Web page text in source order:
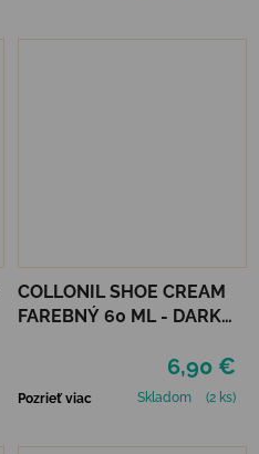
COLLONIL SHOE CREAM
FAREBNÝ 60 ML - DARK
6,90 €
Pozrieť viac Skladom (2 ks)